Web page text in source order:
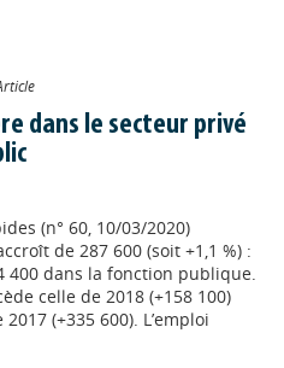
dans le secteur privé
(n° 60, 10/03/2020)
de 287 600 (soit +1,1 %) :
400 dans la fonction publique.
celle de 2018 (+158 100)
(+335 600). L’emploi